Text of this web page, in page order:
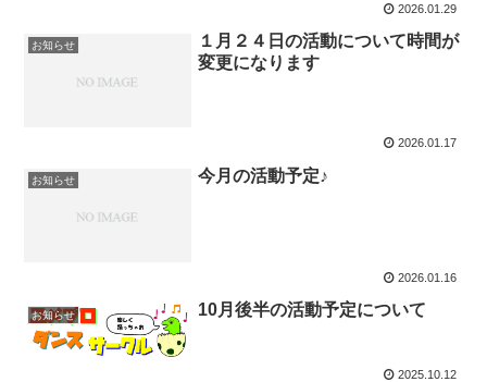
2026.01.29
お知らせ
１月２４日の活動について時間が
変更になります
2026.01.17
お知らせ 今月の活動予定♪
2026.01.16
お知らせ 10月後半の活動予定について
2025.10.12